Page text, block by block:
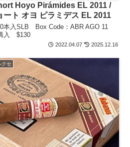
Hoyo Pirámides EL 2011 /
ート オヨ ピラミデス EL 2011
入SLB Box Code：ABR AGO 11
入 $130
2022.04.07 2025.12.16
セ